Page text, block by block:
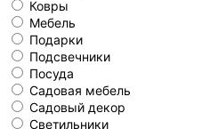
Ковры
Мебель
Подарки
Подсвечники
Посуда
Садовая мебель
Садовый декор
Светильники